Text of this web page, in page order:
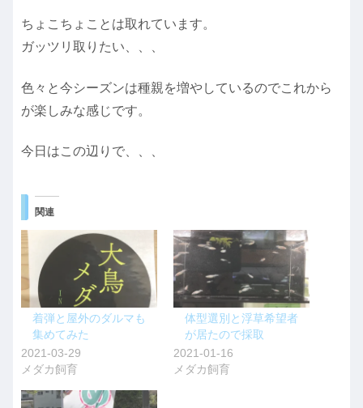
ちょこちょことは取れています。
ガッツリ取りたい、、、
色々と今シーズンは種親を増やしているのでこれから
が楽しみな感じです。
今日はこの辺りで、、、
関連
着弾と屋外のダルマも
集めてみた
2021-03-29
メダカ飼育
体型選別と浮草希望者
が居たので採取
2021-01-16
メダカ飼育